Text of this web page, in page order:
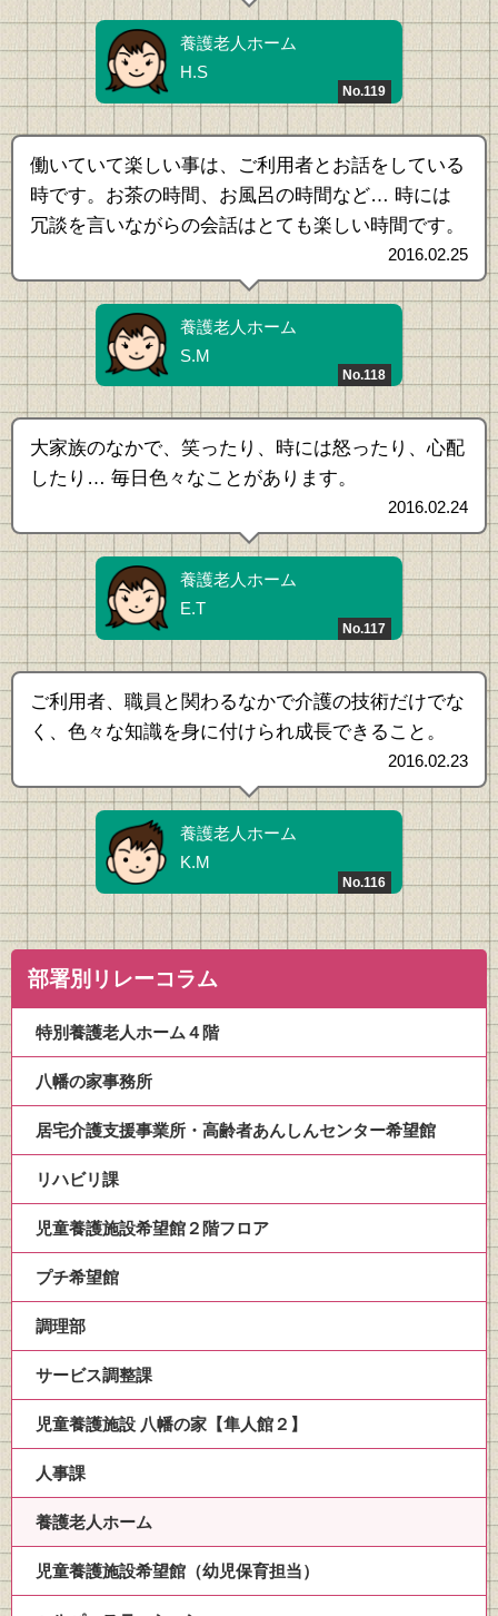
No.119
養護老人ホーム
H.S
働いていて楽しい事は、ご利用者とお話をしている
時です。お茶の時間、お風呂の時間など… 時には
冗談を言いながらの会話はとても楽しい時間です。
2016.02.25
No.118
養護老人ホーム
S.M
大家族のなかで、笑ったり、時には怒ったり、心配
したり… 毎日色々なことがあります。
2016.02.24
No.117
養護老人ホーム
E.T
ご利用者、職員と関わるなかで介護の技術だけでな
く、色々な知識を身に付けられ成長できること。
2016.02.23
No.116
養護老人ホーム
K.M
部署別リレーコラム
特別養護老人ホーム４階
八幡の家事務所
居宅介護支援事業所・高齢者あんしんセンター希望館
リハビリ課
児童養護施設希望館２階フロア
プチ希望館
調理部
サービス調整課
児童養護施設 八幡の家【隼人館２】
人事課
養護老人ホーム
児童養護施設希望館（幼児保育担当）